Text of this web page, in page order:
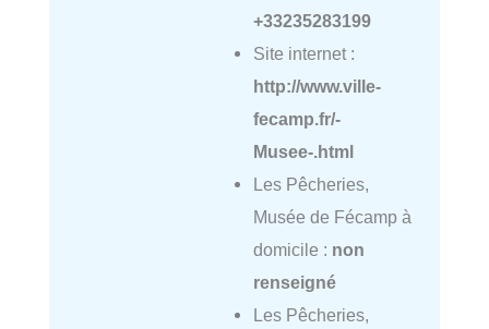
+33235283199
Site internet :
http://www.ville-
fecamp.fr/-
Musee-.html
Les Pêcheries,
Musée de Fécamp à
domicile : non
renseigné
Les Pêcheries,